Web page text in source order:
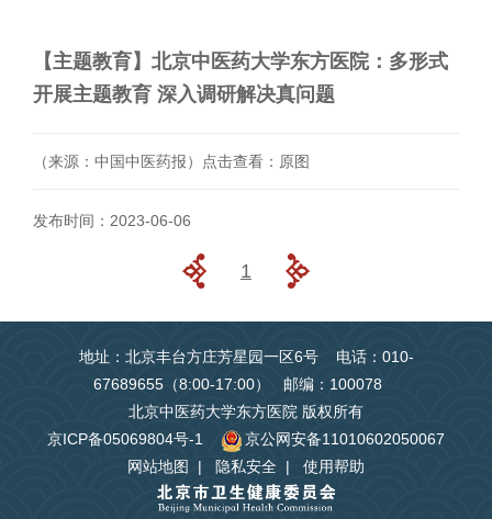
【主题教育】北京中医药大学东方医院：多形式
开展主题教育 深入调研解决真问题
（来源：中国中医药报）点击查看：原图
发布时间：2023-06-06
1
地址：北京丰台方庄芳星园一区6号 电话：010-
67689655（8:00-17:00） 邮编：100078
北京中医药大学东方医院 版权所有
京ICP备05069804号-1
京公网安备11010602050067
网站地图
| 隐私安全 | 使用帮助